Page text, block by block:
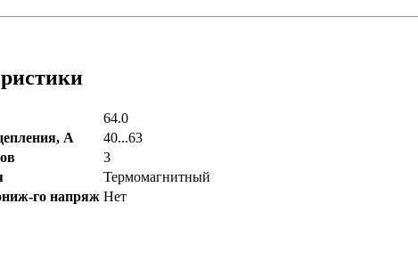
64.0
А
40...63
3
Термомагнитный
го напряж Нет